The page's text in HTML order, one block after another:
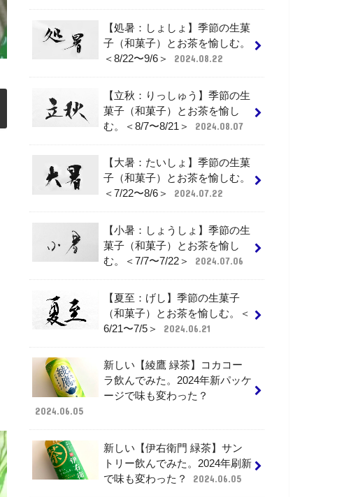
【処暑：しょしょ】季節の生菓
子（和菓子）とお茶を愉しむ。
＜8/22〜9/6＞
2024.08.22
【立秋：りっしゅう】季節の生
菓子（和菓子）とお茶を愉し
む。＜8/7〜8/21＞
2024.08.07
【大暑：たいしょ】季節の生菓
子（和菓子）とお茶を愉しむ。
＜7/22〜8/6＞
2024.07.22
【小暑：しょうしょ】季節の生
菓子（和菓子）とお茶を愉し
む。＜7/7〜7/22＞
2024.07.06
【夏至：げし】季節の生菓子
（和菓子）とお茶を愉しむ。＜
6/21〜7/5＞
2024.06.21
新しい【綾鷹 緑茶】コカコー
ラ飲んでみた。2024年新パッケ
ージで味も変わった？
2024.06.05
新しい【伊右衛門 緑茶】サン
トリー飲んでみた。2024年刷新
で味も変わった？
2024.06.05